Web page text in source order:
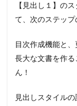
【見出し１】の
て、次のステップ
目次作成機能と
長大な文書を作
ん！
見出しスタイル